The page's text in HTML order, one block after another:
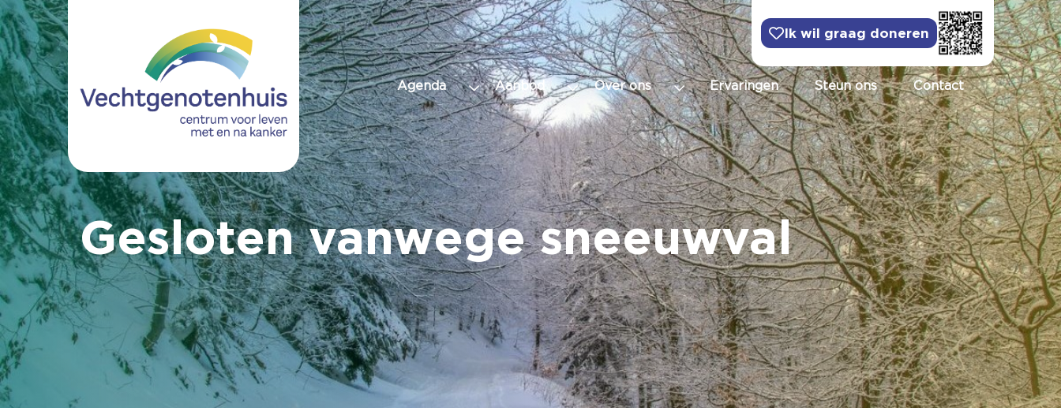
Ik wil graag doneren
Agenda Aanbod Over ons Ervaringen Steun ons Contact
Gesloten vanwege sneeuwval